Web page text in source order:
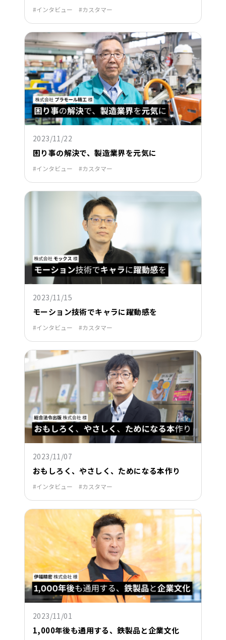
インタビュー カスタマー
2023/11/22
困り事の解決で、製造業界を元気に
インタビュー カスタマー
2023/11/15
モーション技術でキャラに躍動感を
インタビュー カスタマー
2023/11/07
おもしろく、やさしく、ためになる本作り
インタビュー カスタマー
2023/11/01
1,000年後も通用する、鉄製品と企業文化